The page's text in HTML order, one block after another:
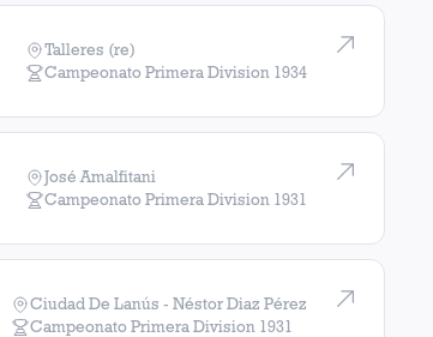
Talleres (re)
Campeonato Primera Division 1934
José Amalfitani
Campeonato Primera Division 1931
Ciudad De Lanús - Néstor Diaz Pérez
Campeonato Primera Division 1931